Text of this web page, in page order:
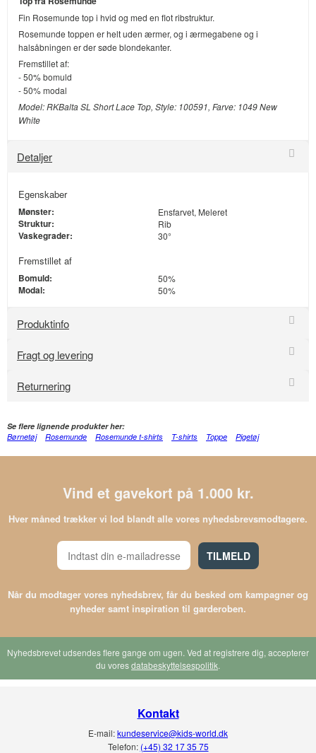
Fin Rosemunde top i hvid og med en flot ribstruktur.
Rosemunde toppen er helt uden ærmer, og i ærmegabene og i
halsåbningen er der søde blondekanter.
Fremstillet af:
- 50% bomuld
- 50% modal
Model: RKBalta SL Short Lace Top, Style: 100591, Farve: 1049 New
White
Detaljer
Egenskaber
Mønster: Ensfarvet, Meleret
Struktur: Rib
Vaskegrader: 30°
Fremstillet af
Bomuld: 50%
Modal: 50%
Produktinfo
Fragt og levering
Returnering
Se flere lignende produkter her:
Børnetøj
Rosemunde Rosemunde t-shirts T-shirts Toppe Pigetøj
Vind et gavekort på 1.000 kr.
Hver måned trækker vi lod blandt alle vores nyhedsbrevsmodtagere.
TILMELD
Når du modtager vores nyhedsbrev, får du besked om kampagner og
nyheder samt inspiration til garderoben.
Nyhedsbrevet udsendes flere gange om ugen. Ved at registrere dig, accepterer
du voresdatabeskyttelsespolitik.
Kontakt
E-mail:kundeservice@kids-world.dk
Telefon: (+45) 32 17 35 75